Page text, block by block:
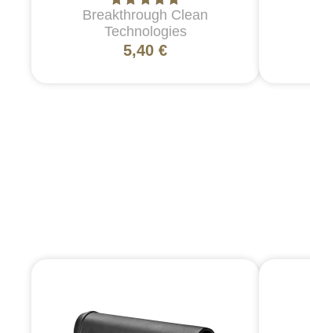
Breakthrough Clean
Technologies
5,40 €